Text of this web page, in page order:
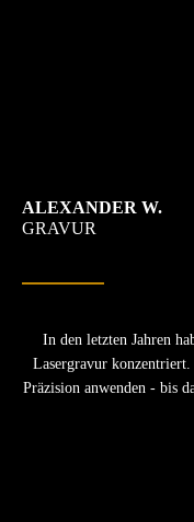
ALEXANDER W.
GRAVUR
In den letzten Jahren
Lasergravur
Präzision anwenden - bis